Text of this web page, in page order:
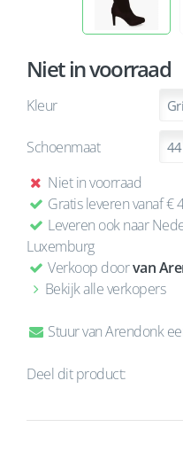
Niet in voorraad
Kleur
Schoenmaat 44
Niet in voorraad
Gratis leveren vanaf €
Leveren ook naar
Luxemburg
Verkoop doorvan
Bekijk alle verkopers
Stuur van Arendonk
Deel dit product: